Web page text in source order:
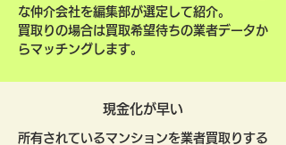
な仲介会社を編集部が選定して紹介。
買取りの場合は買取希望待ちの業者データか
らマッチングします。
現金化が早い
所有されているマンションを業者買取りする